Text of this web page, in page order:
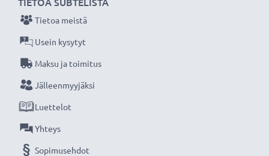
Tietoa meistä
Usein kysytyt
Maksu ja toimitus
Jälleenmyyjäksi
Luettelot
Yhteys
Sopimusehdot